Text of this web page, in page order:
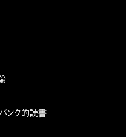
ンク的読書